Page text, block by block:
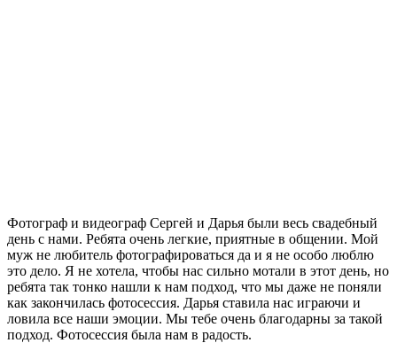
Фотограф и видеограф Сергей и Дарья были весь свадебный
день с нами. Ребята очень легкие, приятные в общении. Мой
муж не любитель фотографироваться да и я не особо люблю
это дело. Я не хотела, чтобы нас сильно мотали в этот день, но
ребята так тонко нашли к нам подход, что мы даже не поняли
как закончилась фотосессия. Дарья ставила нас играючи и
ловила все наши эмоции. Мы тебе очень благодарны за такой
подход. Фотосессия была нам в радость.